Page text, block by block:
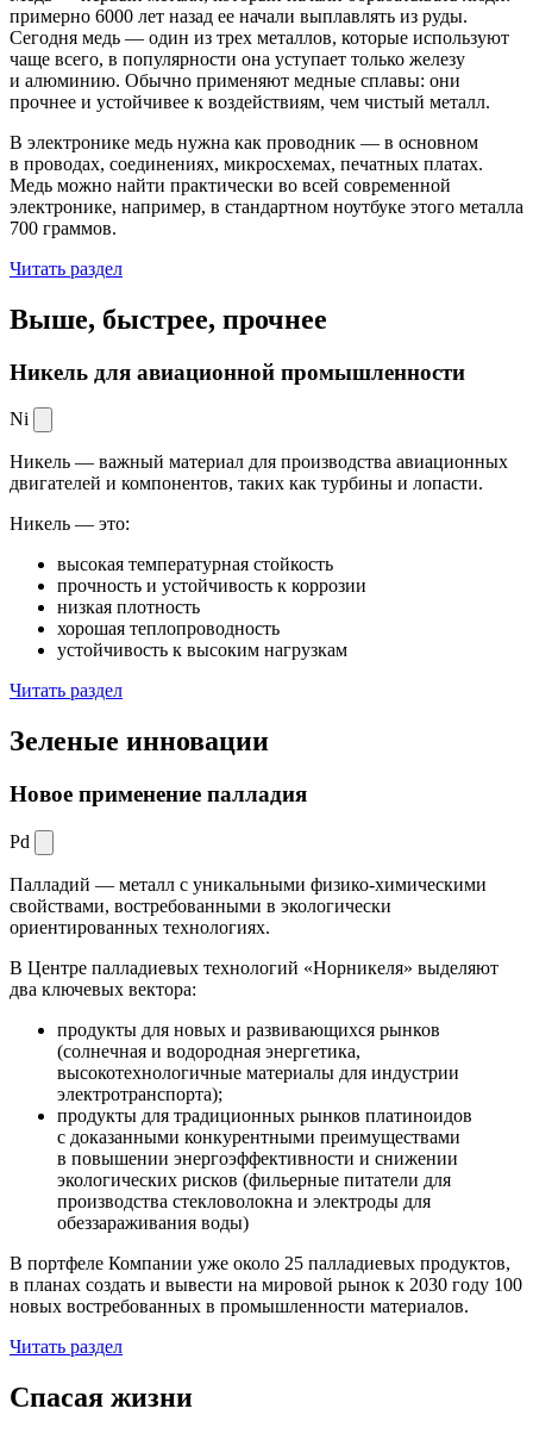
примерно 6000 лет назад ее начали выплавлять из руды.
Сегодня медь — один из трех металлов, которые используют
чаще всего, в популярности она уступает только железу
и алюминию. Обычно применяют медные сплавы: они
прочнее и устойчивее к воздействиям, чем чистый металл.
В электронике медь нужна как проводник — в основном
в проводах, соединениях, микросхемах, печатных платах.
Медь можно найти практически во всей современной
электронике, например, в стандартном ноутбуке этого металла
700 граммов.
Читать раздел
Выше, быстрее, прочнее
Никель для авиационной промышленности
Ni
Никель — важный материал для производства авиационных
двигателей и компонентов, таких как турбины и лопасти.
Никель — это:
высокая температурная стойкость
прочность и устойчивость к коррозии
низкая плотность
хорошая теплопроводность
устойчивость к высоким нагрузкам
Читать раздел
Зеленые инновации
Новое применение палладия
Pd
Палладий — металл с уникальными физико-химическими
свойствами, востребованными в экологически
ориентированных технологиях.
В Центре палладиевых технологий «Норникеля» выделяют
два ключевых вектора:
продукты для новых и развивающихся рынков
(солнечная и водородная энергетика,
высокотехнологичные материалы для индустрии
электротранспорта);
продукты для традиционных рынков платиноидов
с доказанными конкурентными преимуществами
в повышении энергоэффективности и снижении
экологических рисков (фильерные питатели для
производства стекловолокна и электроды для
обеззараживания воды)
В портфеле Компании уже около 25 палладиевых продуктов,
в планах создать и вывести на мировой рынок к 2030 году 100
новых востребованных в промышленности материалов.
Читать раздел
Спасая жизни